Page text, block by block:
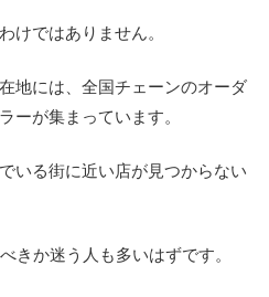
SUIT TECHNOLOGY
京成店
けではありません。
地には、全国チェーンのオーダ
ーが集まっています。
いる街に近い店が見つからない
きか迷う人も多いはずです。